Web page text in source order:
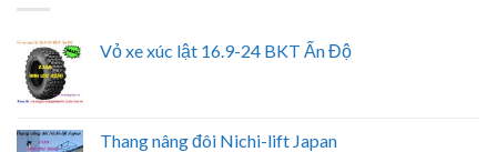
Vỏ xe xúc lật 16.9-24 BKT Ấn Độ
Thang nâng đôi Nichi-lift Japan